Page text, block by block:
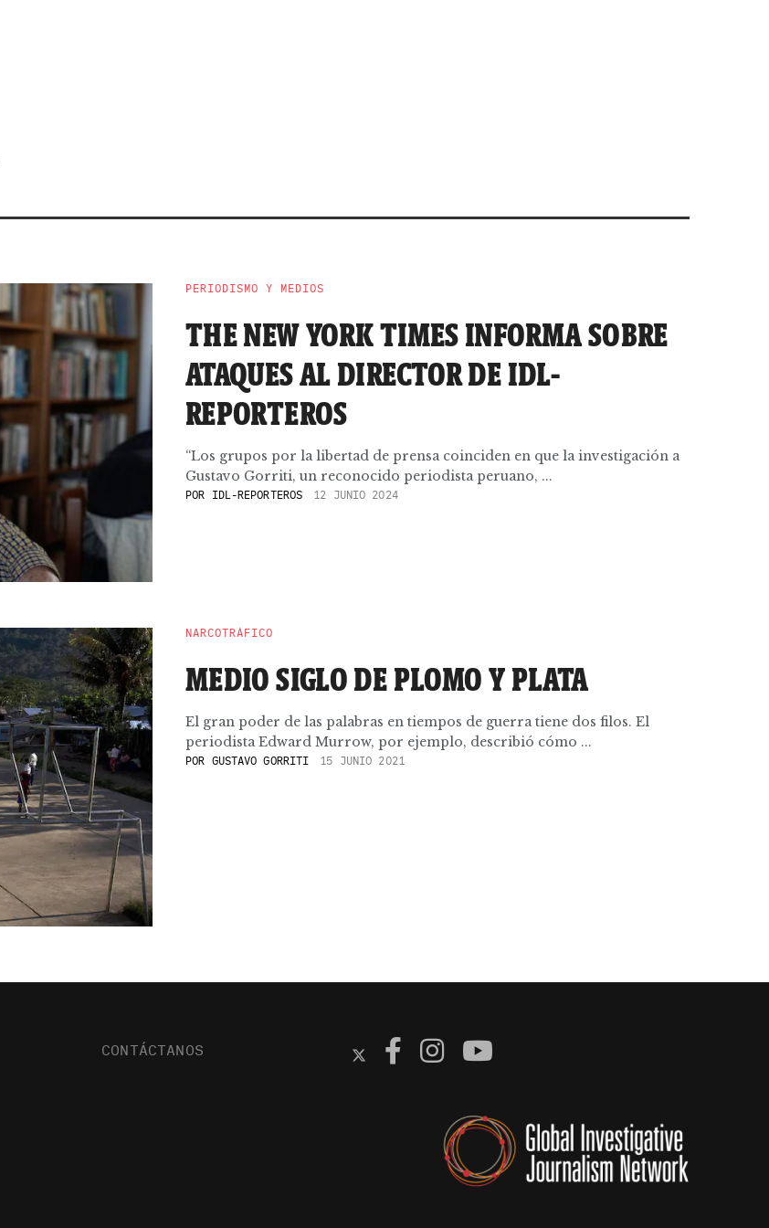
PERIODISMO Y MEDIOS
THE NEW YORK TIMES INFORMA SOBRE
ATAQUES AL DIRECTOR DE IDL-
REPORTEROS
“Los grupos por la libertad de prensa coinciden en que la investigación a
Gustavo Gorriti, un reconocido periodista peruano, ...
POR IDL-REPORTEROS 12 JUNIO 2024
NARCOTRÁFICO
MEDIO SIGLO DE PLOMO Y PLATA
El gran poder de las palabras en tiempos de guerra tiene dos filos. El
periodista Edward Murrow, por ejemplo, describió cómo ...
POR GUSTAVO GORRITI 15 JUNIO 2021
CONTÁCTANOS